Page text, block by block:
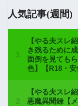
人気記事(週間)